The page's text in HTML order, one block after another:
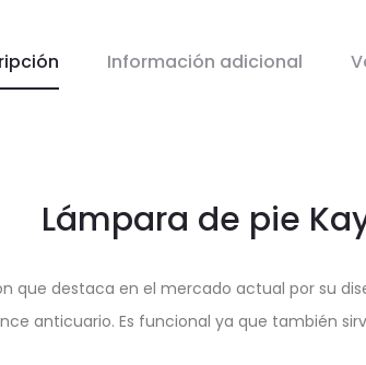
Información adicional
Lámpara de pie
que destaca en el mercado actual por su
anticuario. Es funcional ya que también